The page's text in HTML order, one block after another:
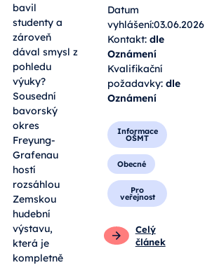
bavil
studenty a
zároveň
dával smysl z
pohledu
výuky?
Sousední
bavorský
okres
Freyung-
Grafenau
hostí
rozsáhlou
Zemskou
hudební
výstavu,
která je
kompletně
Datum
vyhlášení:03.06.2026
Kontakt:dle
Oznámení
Kvalifikační
požadavky:dle
Oznámení
Informace
OŠMT
Obecné
Pro
veřejnost
Celý
článek